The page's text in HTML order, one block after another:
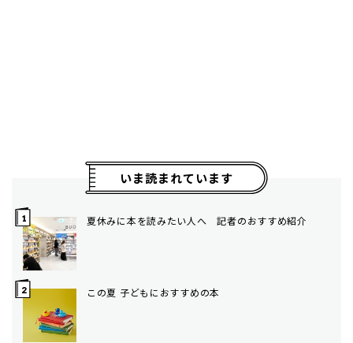
いま読まれています
夏休みに本を読みたい人へ 記者のおすすめ紹介
この夏 子どもにおすすめの本